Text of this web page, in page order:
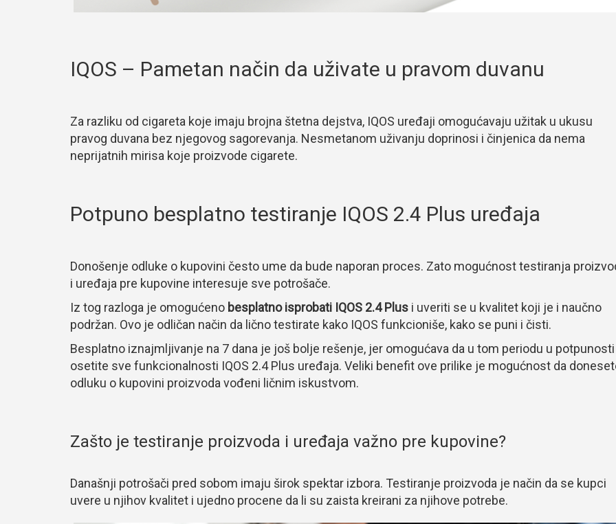
IQOS – Pametan način da uživate u pravom duvanu
Za razliku od cigareta koje imaju brojna štetna dejstva, IQOS uređaji omogućavaju užitak u ukusu
pravog duvana bez njegovog sagorevanja. Nesmetanom uživanju doprinosi i činjenica da nema
neprijatnih mirisa koje proizvode cigarete.
Potpuno besplatno testiranje IQOS 2.4 Plus uređaja
Donošenje odluke o kupovini često ume da bude naporan proces. Zato mogućnost testiranja
i uređaja pre kupovine interesuje sve potrošače.
Iz tog razloga je omogućeno besplatno isprobati IQOS 2.4 Plus i uveriti se u kvalitet koji je i naučno
podržan. Ovo je odličan način da lično testirate kako IQOS funkcioniše, kako se puni i čisti.
Besplatno iznajmljivanje na 7 dana je još bolje rešenje, jer omogućava da u tom periodu u potpunosti
osetite sve funkcionalnosti IQOS 2.4 Plus uređaja. Veliki benefit ove prilike je mogućnost da
odluku o kupovini proizvoda vođeni ličnim iskustvom.
Zašto je testiranje proizvoda i uređaja važno pre kupovine?
Današnji potrošači pred sobom imaju širok spektar izbora. Testiranje proizvoda je način da se kupci
uvere u njihov kvalitet i ujedno procene da li su zaista kreirani za njihove potrebe.